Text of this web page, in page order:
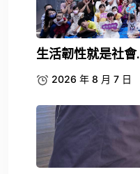
生活韌性就是社會.
2026 年 8 月 7 日